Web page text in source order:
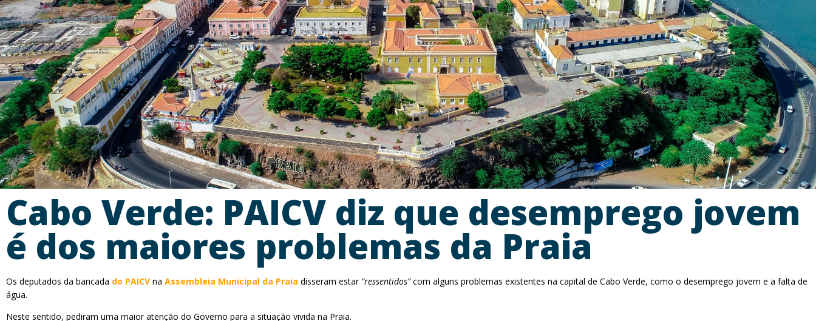
Cabo Verde: PAICV diz que desemprego jovem
é dos maiores problemas da Praia
Os deputados da bancada do PAICV na Assembleia Municipal da Praia disseram estar “ressentidos”com alguns problemas existentes na capital de Cabo Verde, como o desemprego jovem e a falta de
água.
Neste sentido, pediram uma maior atenção do Governo para a situação vivida na Praia.